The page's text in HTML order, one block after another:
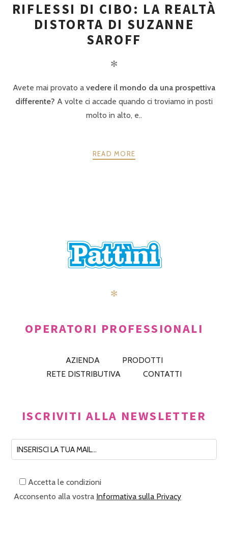
RIFLESSI DI CIBO: LA REALTÀ
DISTORTA DI SUZANNE
SAROFF
✻
Avete mai provato a vedere il mondo da una prospettiva
differente? A volte ci accade quando ci troviamo in posti
molto in alto, e..
READ MORE
✻
OPERATORI PROFESSIONALI
AZIENDA
PRODOTTI
RETE DISTRIBUTIVA
CONTATTI
ISCRIVITI ALLA NEWSLETTER
Accetta le condizioni
Acconsento alla vostra Informativa sulla Privacy